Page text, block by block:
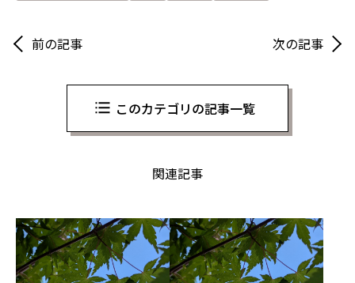
前の記事 次の記事
このカテゴリの記事一覧
関連記事